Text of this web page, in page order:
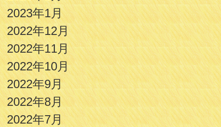
2023年1月
2022年12月
2022年11月
2022年10月
2022年9月
2022年8月
2022年7月